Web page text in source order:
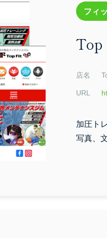
フィ
Top
店名
URL
加圧ト
写真、
ビス
ート スクール
ン 士業 リフォ
ダンス EC